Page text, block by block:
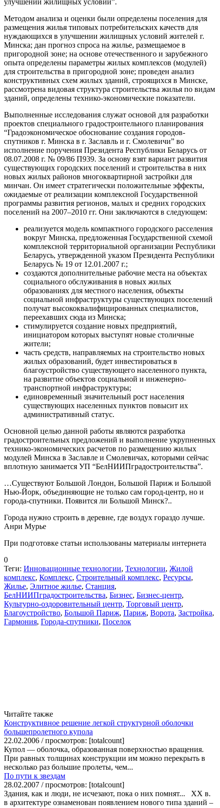
Методом анализа и оценки были определены поселения для
размещения жилья типовых потребительских качеств для
нуждающихся в улучшении жилищных условий жителей г.
Минска; дан прогноз спроса на жилье, размещаемое в
пригородной зоне; на основе отечественного и зарубежного
опыта определены параметры жилых комплексов (модулей)
для строительства в пригородной зоне; проведен анализ
конструктивных схем жилых зданий, строящихся в Минске,
рассмотрена видовая структура строительства жилья по видам
зданий, определены технико-экономические показатели.
Выполненные исследования служат основой для разработки
проектов специального градостроительного планирования
“Градоэкономическое обоснование создания городов-
спутников г. Минска в г. Заславль и г. Смолевичи” во
исполнение поручения Президента Республики Беларусь от
08.07.2008 г. № 09/86 П939. За основу взят вариант развития
существующих городских поселений и строительства в них
новых жилых районов многоквартирной застройки для
минчан. Он имеет стратегически положительные эффекты,
ожидаемые от реализации комплексной Государственной
программы развития регионов, малых и средних городских
поселений на 2007–2010 гг. Они заключаются в следующем:
реализуется модель компактного городского расселения
вокруг Минска, предложенная Государственной схемой
комплексной территориальной организации Республики
Беларусь, утвержденной указом Президента Республики
Беларусь № 19 от 12.01.2007 г.;
создаются дополнительные рабочие места на объектах
социального обслуживания в новых жилых
образованиях для местного населения, объекты
социальной инфраструктуры существующих поселений
получат высококвалифицированных специалистов,
переехавших сюда из Минска;
стимулируется создание новых предприятий,
инициатором которых выступят новые столичные
жители;
часть средств, направляемых на строительство новых
жилых образований, будет инвестироваться в
благоустройство существующего населенного пункта,
на развитие объектов социальной и инженерно-
транспортной инфраструктуры;
единовременный значительный рост населения
существующих населенных пунктов повысит их
административный статус.
Основной целью данной работы являются разработка
градостроительных предложений и выполнение укрупненных
технико-экономических расчетов по размещению жилых
модулей Минска в Заславле и Смолевичах, которыми сейчас
вплотную занимается УП “БелНИИПградостроительства”.
…Существуют Большой Лондон, Большой Париж и Большой
Нью-Йорк, объединяющие не только сам город-центр, но и
города-спутники. Появится ли Большой Минск?..
Города нужно строить в деревне, где воздух гораздо лучше.
Анри Мурье
При подготовке статьи использованы материалы интернета
0
Теги: Инновационные технологии, Технологии, Жилой
комплекс, Комплекс, Строительный комплекс, Ресурсы,
Жилье, Элитное жилье, Станция,
БелНИИПградостроительства, Бизнес, Бизнес-центр,
Культурно-оздоровительный центр, Торговый центр,
Благоустройство, Большой Париж, Париж, Ворота, Застройка,
Гармония, Города-спутники, Поселок
Читайте также
Конструктивное решение легкой структурной оболочки
большепролетного купола
22.02.2006 / просмотров: [totalcount]
Купол — оболочка, образованная поверхностью вращения.
При равных толщинах конструкции им можно перекрыть в
несколько раз большие пролеты, чем...
По пути к звездам
28.02.2007 / просмотров: [totalcount]
Здания, как и люди, не исчезают, пока о них помнят... ХХ в.
в архитектуре ознаменован появлением нового типа зданий –